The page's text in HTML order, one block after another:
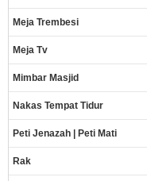
Meja Trembesi
Meja Tv
Mimbar Masjid
Nakas Tempat Tidur
Peti Jenazah | Peti Mati
Rak